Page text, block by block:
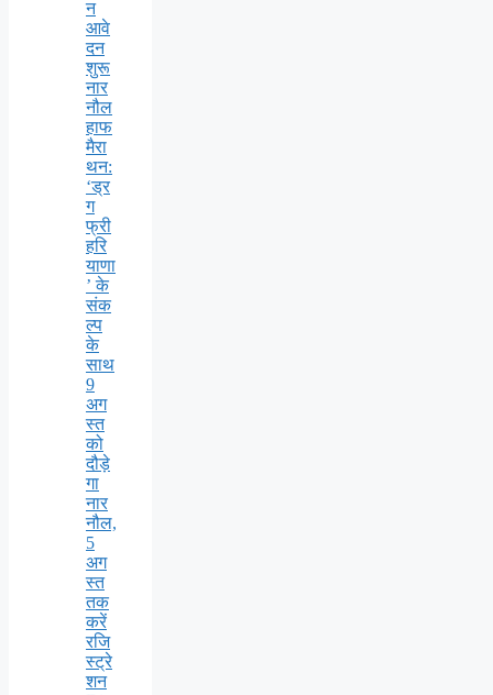
न
आवे
दन
शुरू
नार
नौल
हाफ
मैरा
थन:
‘ड्र
ग
फ्री
हरि
याणा
’ के
संक
ल्प
के
साथ
9
अग
स्त
को
दौड़े
गा
नार
नौल,
5
अग
स्त
तक
करें
रजि
स्ट्रे
शन